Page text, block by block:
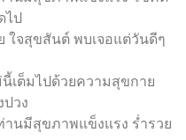
ไป
จสุขสันต์ พบเจอแต่วันดีๆ
เต็มไปด้วยความสุขกาย
วง
นมีสุขภาพแข็งแรง ร่ำรวย